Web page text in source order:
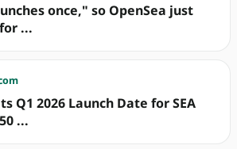
once," so OpenSea just
...
Q1 2026 Launch Date for SEA
...